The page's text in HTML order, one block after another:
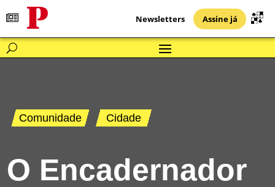
Newsletters Assine já
Comunidade Cidade
O Encadernador